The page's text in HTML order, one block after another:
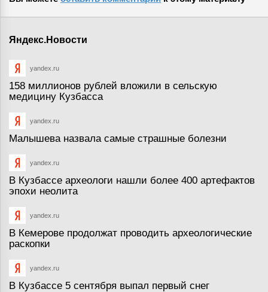
Яндекс.Новости
yandex.ru
158 миллионов рублей вложили в сельскую
медицину Кузбасса
yandex.ru
Малышева назвала самые страшные болезни
yandex.ru
В Кузбассе археологи нашли более 400 артефактов
эпохи неолита
yandex.ru
В Кемерове продолжат проводить археологические
раскопки
yandex.ru
В Кузбассе 5 сентября выпал первый снег